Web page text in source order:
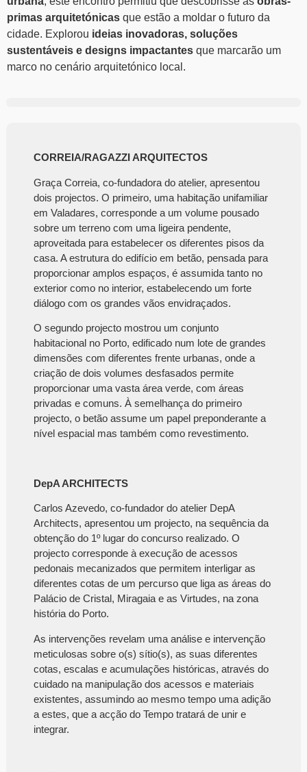
primas arquitetónicas que estão a moldar o futuro da
cidade. Explorou ideias inovadoras, soluções
sustentáveis e designs impactantes que marcarão um
marco no cenário arquitetónico local.
CORREIA/RAGAZZI ARQUITECTOS
Graça Correia, co-fundadora do atelier, apresentou
dois projectos. O primeiro, uma habitação unifamiliar
em Valadares, corresponde a um volume pousado
sobre um terreno com uma ligeira pendente,
aproveitada para estabelecer os diferentes pisos da
casa. A estrutura do edifício em betão, pensada para
proporcionar amplos espaços, é assumida tanto no
exterior como no interior, estabelecendo um forte
diálogo com os grandes vãos envidraçados.
O segundo projecto mostrou um conjunto
habitacional no Porto, edificado num lote de grandes
dimensões com diferentes frente urbanas, onde a
criação de dois volumes desfasados permite
proporcionar uma vasta área verde, com áreas
privadas e comuns. À semelhança do primeiro
projecto, o betão assume um papel preponderante a
nível espacial mas também como revestimento.
DepA ARCHITECTS
Carlos Azevedo, co-fundador do atelier DepA
Architects, apresentou um projecto, na sequência da
obtenção do 1º lugar do concurso realizado. O
projecto corresponde à execução de acessos
pedonais mecanizados que permitem interligar as
diferentes cotas de um percurso que liga as áreas do
Palácio de Cristal, Miragaia e as Virtudes, na zona
história do Porto.
As intervenções revelam uma análise e intervenção
meticulosas sobre o(s) sítio(s), as suas diferentes
cotas, escalas e acumulações históricas, através do
cuidado na manipulação dos acessos e materiais
existentes, assumindo ao mesmo tempo uma adição
a estes, que a acção do Tempo tratará de unir e
integrar.